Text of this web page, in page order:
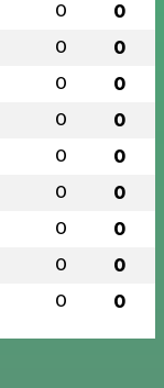
0 0
0 0
0 0
0 0
0 0
0 0
0 0
0 0
0 0